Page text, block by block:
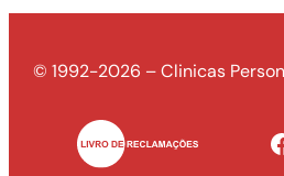
© 1992-2026 – Clinicas
Facebook